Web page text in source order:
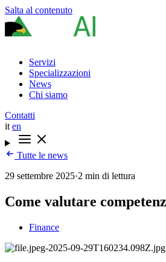
Salta al contenuto
Servizi
Specializzazioni
News
Chi siamo
Contatti
it en
Tutte le news
29 settembre 2025·2 min di lettura
Come valutare
Finance